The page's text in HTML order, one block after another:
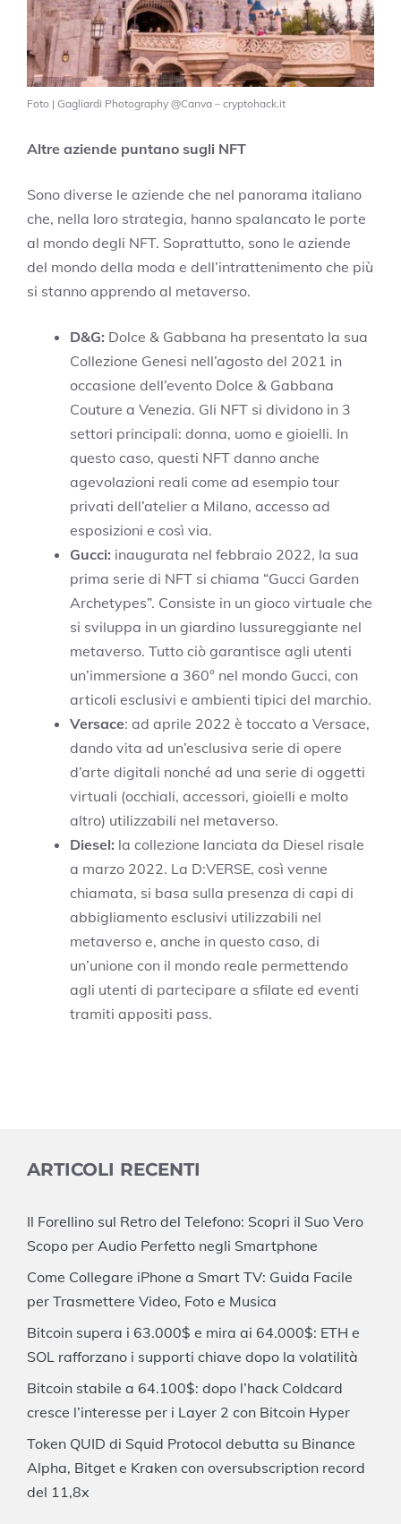
Foto | Gagliardi Photography @Canva – cryptohack.it
Altre aziende puntano sugli NFT
Sono diverse le aziende che nel panorama italiano
che, nella loro strategia, hanno spalancato le porte
al mondo degli NFT. Soprattutto, sono le aziende
del mondo della moda e dell’intrattenimento che più
si stanno apprendo al metaverso.
D&G: Dolce & Gabbana ha presentato la sua
Collezione Genesi nell’agosto del 2021 in
occasione dell’evento Dolce & Gabbana
Couture a Venezia. Gli NFT si dividono in 3
settori principali: donna, uomo e gioielli. In
questo caso, questi NFT danno anche
agevolazioni reali come ad esempio tour
privati dell’atelier a Milano, accesso ad
esposizioni e così via.
Gucci: inaugurata nel febbraio 2022, la sua
prima serie di NFT si chiama “Gucci Garden
Archetypes”. Consiste in un gioco virtuale che
si sviluppa in un giardino lussureggiante nel
metaverso. Tutto ciò garantisce agli utenti
un’immersione a 360° nel mondo Gucci, con
articoli esclusivi e ambienti tipici del marchio.
Versace: ad aprile 2022 è toccato a Versace,
dando vita ad un’esclusiva serie di opere
d’arte digitali nonché ad una serie di oggetti
virtuali (occhiali, accessori, gioielli e molto
altro) utilizzabili nel metaverso.
Diesel: la collezione lanciata da Diesel risale
a marzo 2022. La D:VERSE, così venne
chiamata, si basa sulla presenza di capi di
abbigliamento esclusivi utilizzabili nel
metaverso e, anche in questo caso, di
un’unione con il mondo reale permettendo
agli utenti di partecipare a sfilate ed eventi
tramiti appositi pass.
ARTICOLI RECENTI
Il Forellino sul Retro del Telefono: Scopri il Suo Vero
Scopo per Audio Perfetto negli Smartphone
Come Collegare iPhone a Smart TV: Guida Facile
per Trasmettere Video, Foto e Musica
Bitcoin supera i 63.000$ e mira ai 64.000$: ETH e
SOL rafforzano i supporti chiave dopo la volatilità
Bitcoin stabile a 64.100$: dopo l’hack Coldcard
cresce l’interesse per i Layer 2 con Bitcoin Hyper
Token QUID di Squid Protocol debutta su Binance
Alpha, Bitget e Kraken con oversubscription record
del 11,8x